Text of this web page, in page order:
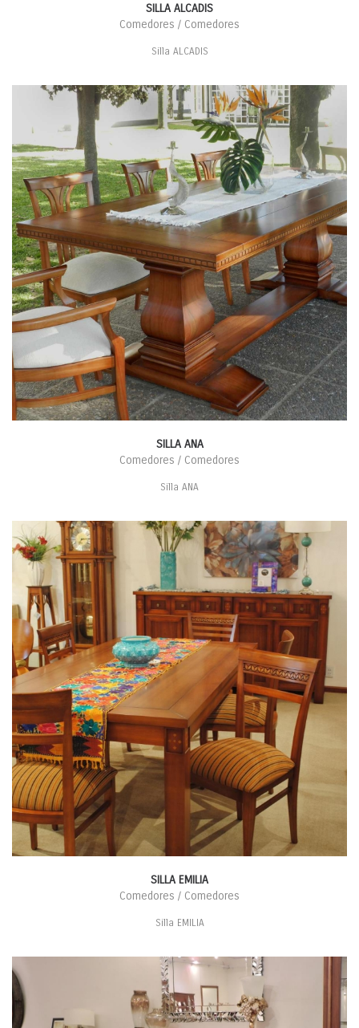
SILLA ALCADIS
Comedores / Comedores
Silla ALCADIS
SILLA ANA
Comedores / Comedores
Silla ANA
SILLA EMILIA
Comedores / Comedores
Silla EMILIA